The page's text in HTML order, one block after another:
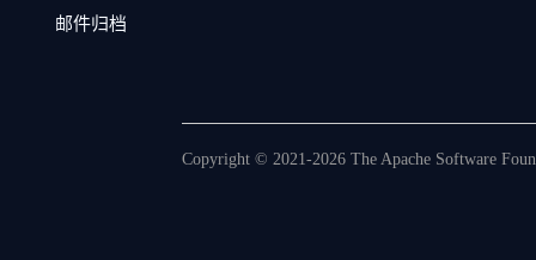
邮件归档
Copyright © 2021-2026 The Apache Software